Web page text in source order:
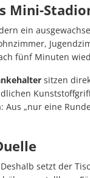
Mini-
ein
fünf Minuten
sitzen
„nur eine
setzt der